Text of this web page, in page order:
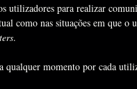
utilizadores para realizar
como nas situações em que
.
qualquer momento por cada